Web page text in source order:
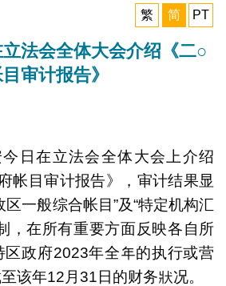
繁
简 PT
法会全体大会介绍《二○
审计报告》
日在立法会全体大会上介绍
帐目审计报告》，审计结果显
区一般综合帐目”及“特定机构汇
，在所有重要方面反映各自所
区政府2023年全年的执行或营
该年12月31日的财务狀况。